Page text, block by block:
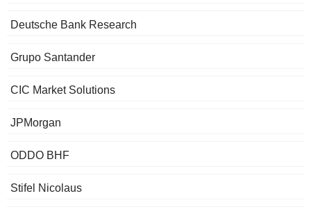
Deutsche Bank Research
Grupo Santander
CIC Market Solutions
JPMorgan
ODDO BHF
Stifel Nicolaus